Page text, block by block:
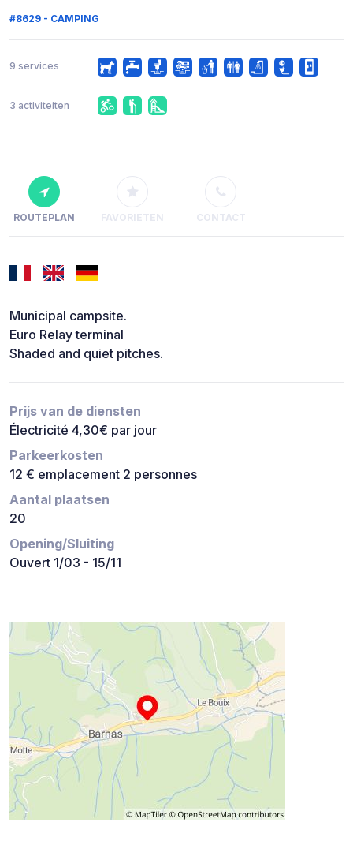
#8629 - CAMPING
9 services
3 activiteiten
ROUTEPLAN FAVORIETEN CONTACT
Municipal campsite.
Euro Relay terminal
Shaded and quiet pitches.
Prijs van de diensten
Électricité 4,30€ par jour
Parkeerkosten
12 € emplacement 2 personnes
Aantal plaatsen
20
Opening/Sluiting
Ouvert 1/03 - 15/11